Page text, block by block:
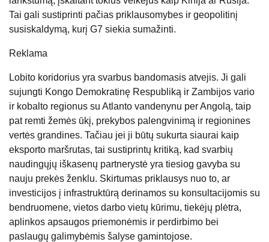
Tai gali sustiprinti pačias priklausomybes ir geopolitinį
susiskaldymą, kurį G7 siekia sumažinti.
Reklama
Lobito koridorius yra svarbus bandomasis atvejis. Ji gali
sujungti Kongo Demokratinę Respubliką ir Zambijos vario
ir kobalto regionus su Atlanto vandenynu per Angolą, taip
pat remti žemės ūkį, prekybos palengvinimą ir regionines
vertės grandines. Tačiau jei ji būtų sukurta siaurai kaip
eksporto maršrutas, tai sustiprintų kritiką, kad svarbių
naudingųjų iškasenų partnerystė yra tiesiog gavyba su
nauju prekės ženklu. Skirtumas priklausys nuo to, ar
investicijos į infrastruktūrą derinamos su konsultacijomis su
bendruomene, vietos darbo vietų kūrimu, tiekėjų plėtra,
aplinkos apsaugos priemonėmis ir perdirbimo bei
paslaugų galimybėmis šalyse gamintojose.